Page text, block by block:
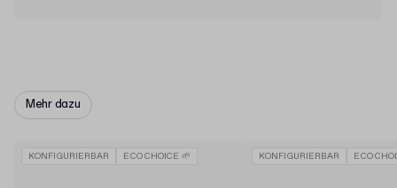
Mehr dazu
KONFIGURIERBAR ECO CHOICE 🌱 KONFIGURIERBAR ECO